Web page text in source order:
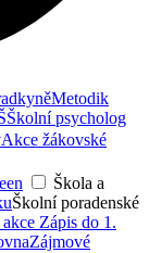
Metodik
Školní psycholog
Akce žákovské
Škola a
Školní poradenské
akce Zápis do 1.
Zájmové